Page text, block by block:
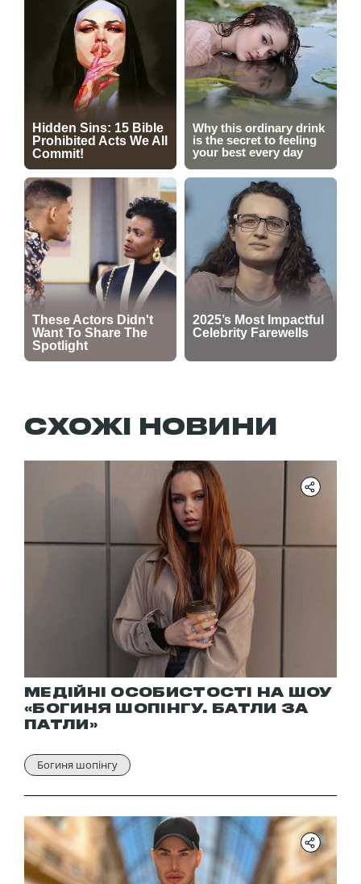
СХОЖІ НОВИНИ
МЕДІЙНІ ОСОБИСТОСТІ НА ШОУ
«БОГИНЯ ШОПІНГУ. БАТЛИ ЗА
ПАТЛИ»
Богиня шопінгу